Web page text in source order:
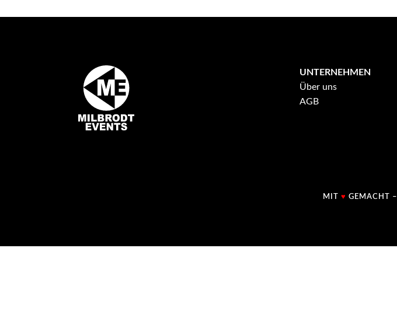
UNTERNEHMEN
Über uns
AGB
MIT ♥ GEMACHT –